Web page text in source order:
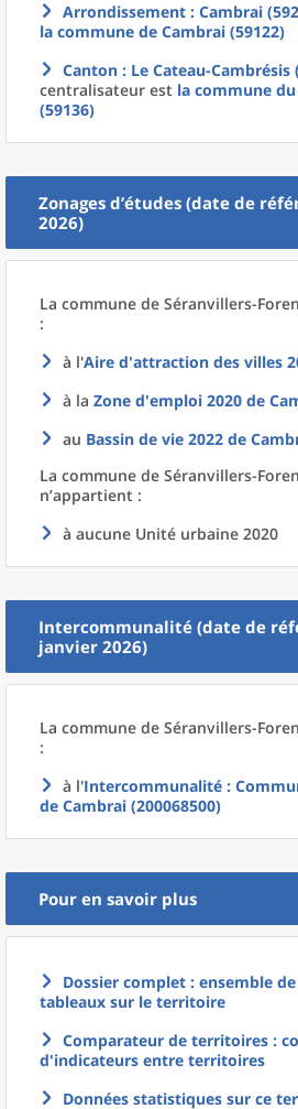
Arrondissement : Cambrai
la commune de Cambrai (59122)
Canton : Le Cateau-Cambrésis
centralisateur est la commune du
(59136)
Zonages d’études (date de
2026)
La commune de Séranvillers-
:
à l'Aire d'attraction des villes
à la Zone d'emploi 2020 de
au Bassin de vie 2022 de
La commune de Séranvillers-
n’appartient :
à aucune Unité urbaine 2020
Intercommunalité (date de
janvier 2026)
La commune de Séranvillers-
:
à l'Intercommunalité :
de Cambrai (200068500)
Pour en savoir plus
Dossier complet : ensemble
tableaux sur le territoire
Comparateur de territoires :
d'indicateurs entre territoires
Données statistiques sur ce